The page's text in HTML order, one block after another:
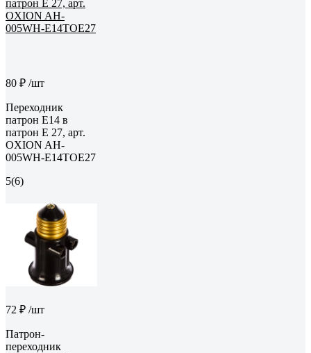
80 ₽ /шт
Переходник
патрон Е14 в
патрон Е 27, арт.
OXION AH-
005WH-E14TOE27
5(6)
72 ₽ /шт
Патрон-
переходник